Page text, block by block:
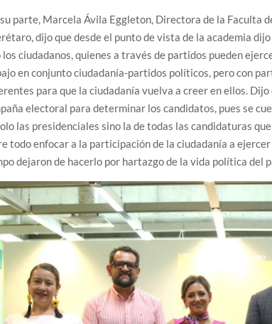
parte, Marcela Ávila Eggleton, Directora de la Faculta
dijo que desde el punto de vista de la academia
los ciudadanos, quienes a través de partidos pueden
en conjunto ciudadanía-partidos políticos, pero con
para que la ciudadanía vuelva a creer en ellos.
electoral para determinar los candidatos, pues se
las presidenciales sino la de todas las candidaturas
todo enfocar a la participación de la ciudadanía a
dejaron de hacerlo por hartazgo de la vida política del